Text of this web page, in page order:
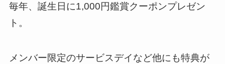
毎年、誕生日に1,000円鑑賞クーポンプレゼン
ト。
メンバー限定のサービスデイなど他にも特典が